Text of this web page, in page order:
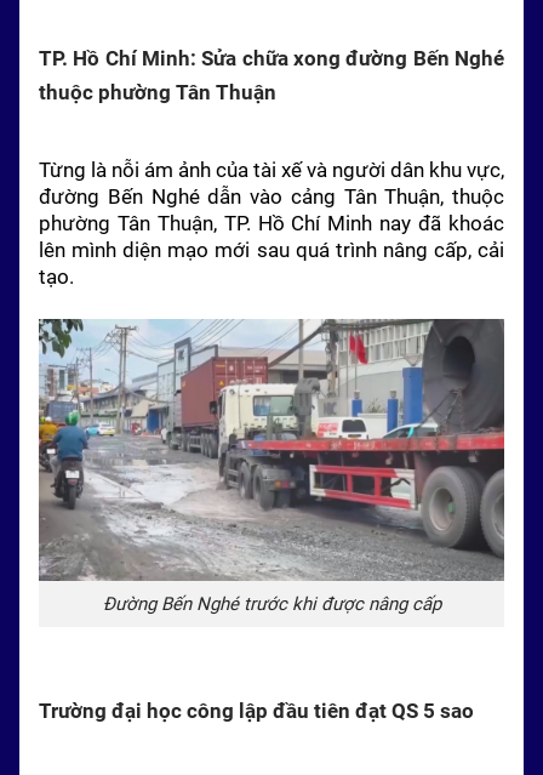
TP. Hồ Chí Minh: Sửa chữa xong đường Bến Nghé
thuộc phường Tân Thuận
Từng là nỗi ám ảnh của tài xế và người dân khu vực,
đường Bến Nghé dẫn vào cảng Tân Thuận, thuộc
phường Tân Thuận, TP. Hồ Chí Minh nay đã khoác
lên mình diện mạo mới sau quá trình nâng cấp, cải
tạo.
Đường Bến Nghé trước khi được nâng cấp
Trường đại học công lập đầu tiên đạt QS 5 sao